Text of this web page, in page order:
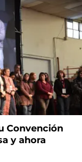
Convención
y ahora